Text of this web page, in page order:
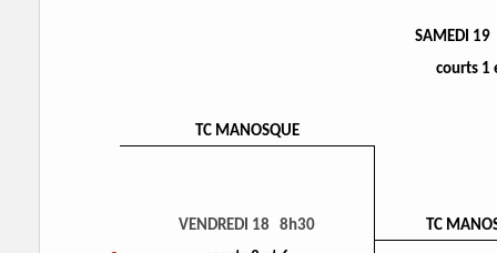
SAMEDI
courts 1
TC MANOSQUE
VENDREDI 18 8h30
TC